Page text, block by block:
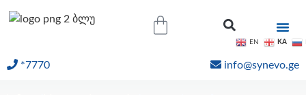
*7770 info@synevo.ge
EN KA